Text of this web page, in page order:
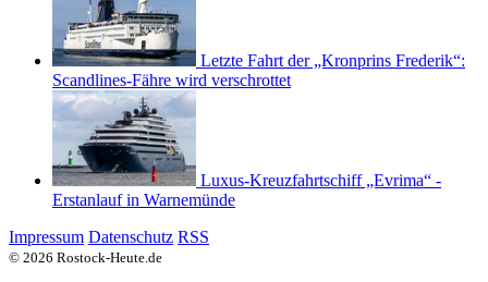
Letzte Fahrt der „Kronprins Frederik“:
Scandlines-Fähre wird verschrottet
Luxus-Kreuzfahrtschiff „Evrima“ -
Erstanlauf in Warnemünde
Impressum Datenschutz RSS
© 2026 Rostock-Heute.de